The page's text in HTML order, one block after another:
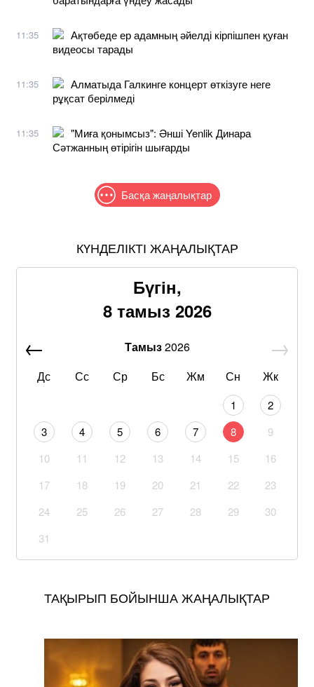
11:35
Ақтөбеде ер адамның әйелді кірпішпен қуған
видеосы тарады
11:35
Алматыда Галкинге концерт өткізуге неге
рұқсат берілмеді
11:35
"Миға қонымсыз": Әнші Yenlik Динара
Сәтжанның өтірігін шығарды
Басқа жаңалықтар
КҮНДЕЛІКТІ ЖАҢАЛЫҚТАР
Бүгін,
8 тамыз 2026
Тамыз2026
Дс
Сс Ср Бс Жм Сн Жк
1
2
3
4 5 6 7 8
9
10
11 12 13 14 15
16
17
18 19 20 21 22
23
24
25 26 27 28 29
30
31
ТАҚЫРЫП БОЙЫНША ЖАҢАЛЫҚТАР